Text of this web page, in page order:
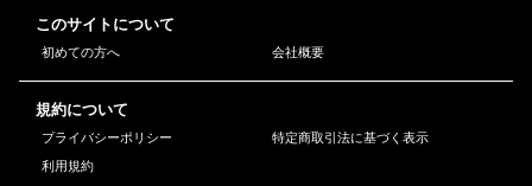
このサイトについて
初めての方へ 会社概要
規約について
プライバシーポリシー
特定商取引法に基づく表示
利用規約